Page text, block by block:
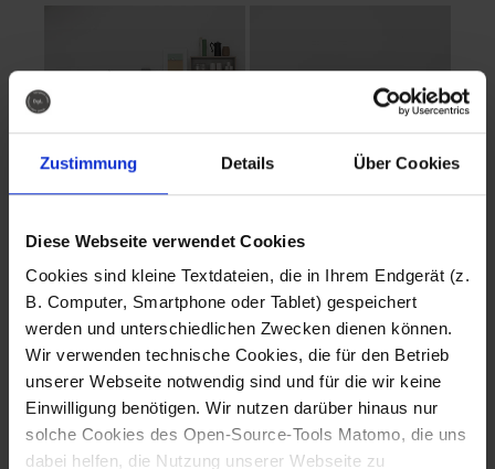
Zustimmung Details Über Cookies
Diese Webseite verwendet Cookies
Cookies sind kleine Textdateien, die in Ihrem Endgerät (z.
B. Computer, Smartphone oder Tablet) gespeichert
werden und unterschiedlichen Zwecken dienen können.
Wir verwenden technische Cookies, die für den Betrieb
unserer Webseite notwendig sind und für die wir keine
Einwilligung benötigen. Wir nutzen darüber hinaus nur
solche Cookies des Open-Source-Tools Matomo, die uns
dabei helfen, die Nutzung unserer Webseite zu
Fotografo: Lorenz
Sternbach
Download
Fotografo: Lorenz
Sternbach
Download